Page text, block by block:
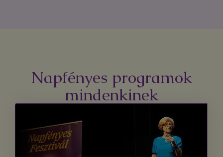
Napfényes programok
mindenkinek